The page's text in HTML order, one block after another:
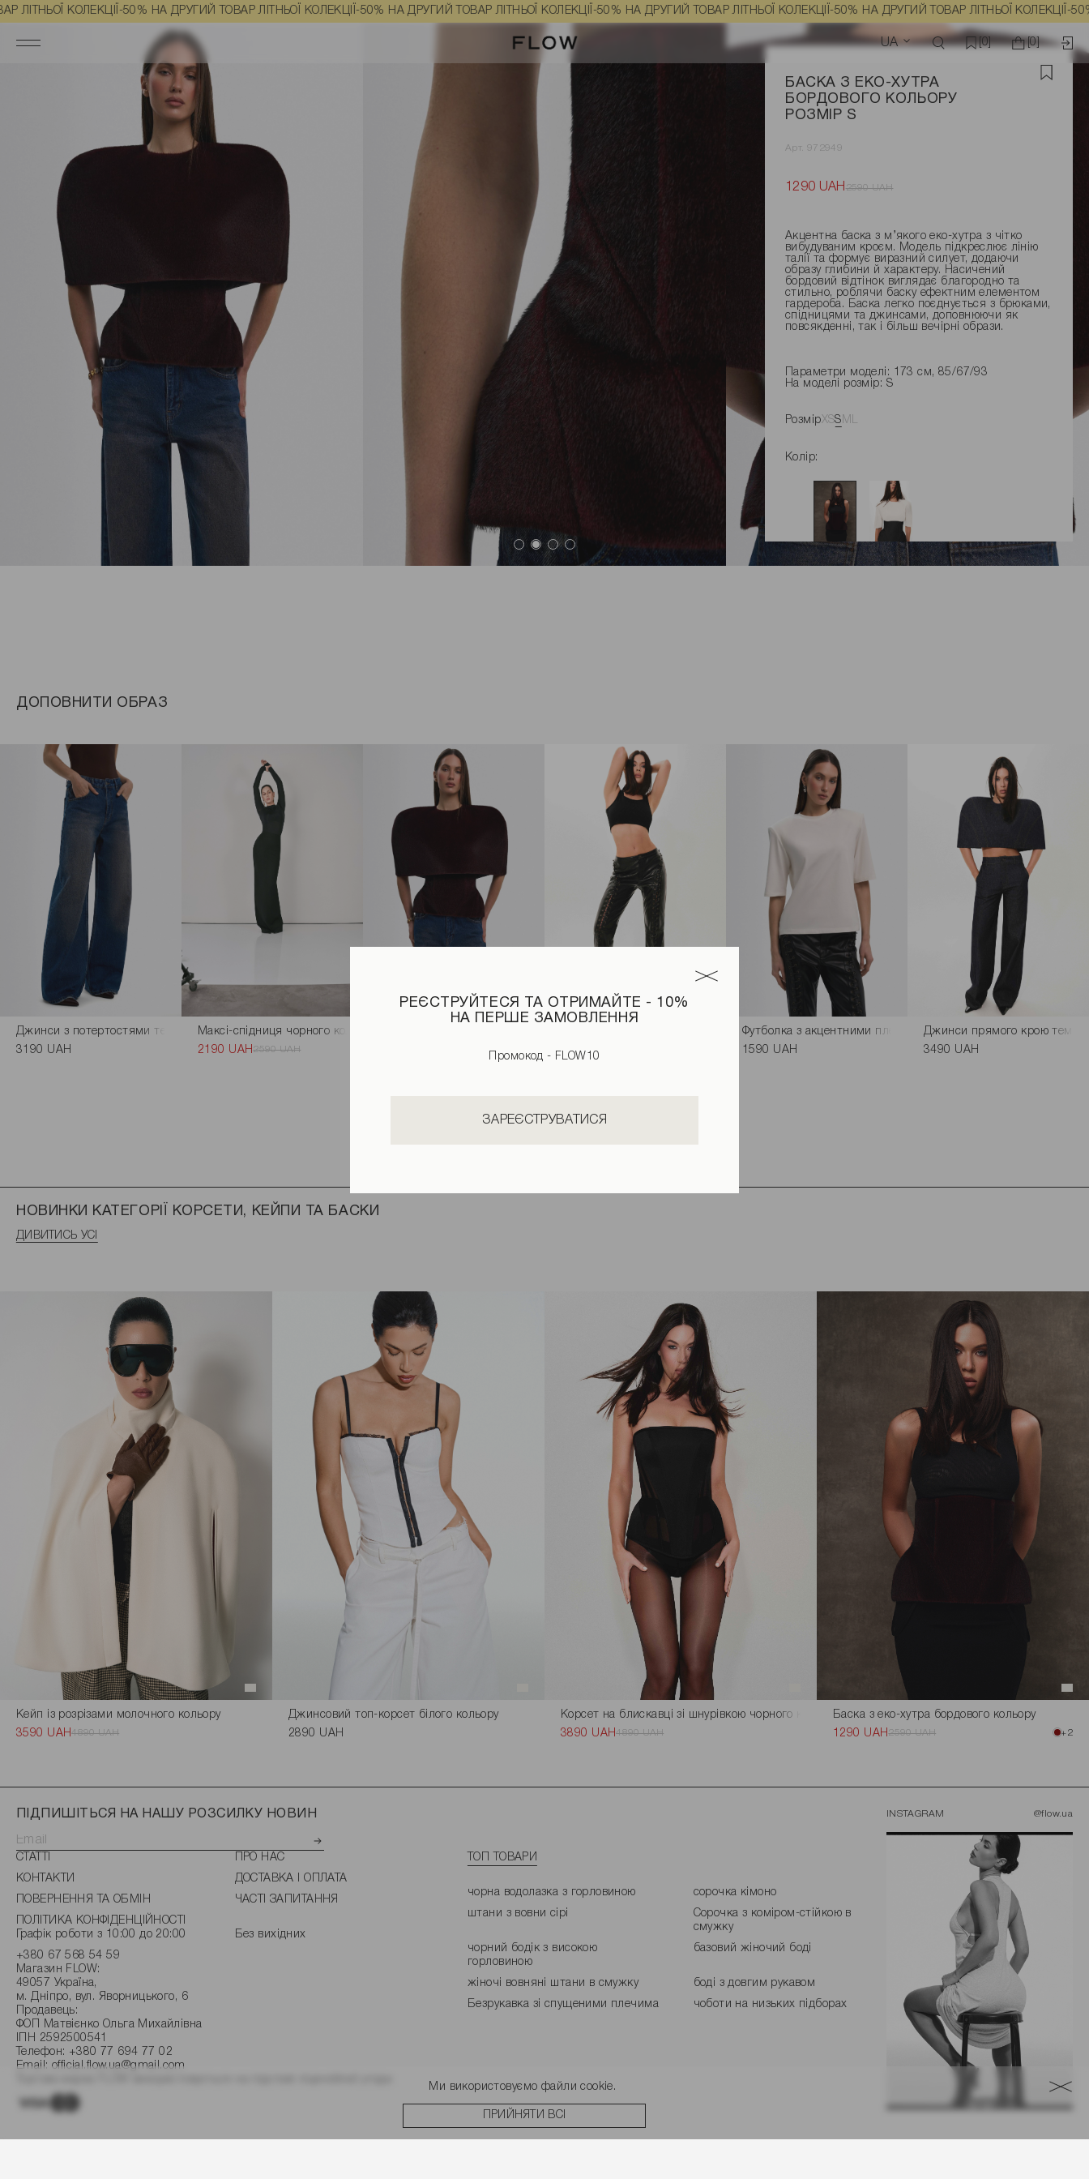
РЕЄСТРУЙТЕСЯ ТА ОТРИМАЙТЕ - 10%
НА ПЕРШЕ ЗАМОВЛЕННЯ
Промокод - FLOW10
ЗАРЕЄСТРУВАТИСЯ
КОЛЕКЦІЇ-50% НА ДРУГИЙ ТОВАР ЛІТНЬОЇ КОЛЕКЦІЇ-50% НА ДРУГИЙ ТОВАР ЛІТНЬОЇ КОЛЕКЦІЇ-50% НА ДРУГИЙ ТОВАР ЛІТНЬОЇ КОЛЕКЦІЇ-50% НА ДРУГИЙ ТОВАР ЛІТНЬОЇ КОЛЕКЦІЇ-50% НА
UA [0] [0]
Головна Одяг Корсети, кейпи та баски Баска з еко-хутра бордового кольору розмір S
БАСКА З ЕКО-ХУТРА
БОРДОВОГО КОЛЬОРУ
РОЗМІР S
Арт. 972949
1290 UAH 2590 UAH
Акцентна баска з м’якого еко-хутра з чітко
вибудуваним кроєм. Модель підкреслює лінію
талії та формує виразний силует, додаючи
образу глибини й характеру. Насичений
бордовий відтінок виглядає благородно та
стильно, роблячи баску ефектним елементом
гардероба. Баска легко поєднується з брюками,
спідницями та джинсами, доповнюючи як
повсякденні, так і більш вечірні образи.
Параметри моделі: 173 см, 85/67/93
На моделі розмір: S
РозмірXSS M L
Колір:
ДОПОВНИТИ ОБРАЗ
Джинси з потертостями темно-синього кольору
3190 UAH
Максі-спідниця чорного кольору
2190 UAH 2590 UAH
Штани з еко-шкіри на шнурівці чорного кольоруФутболка з акцентними плечима молочного кольору
1590 UAH
Джинси прямого крою темно-
3490 UAH
НОВИНКИ КАТЕГОРІЇ КОРСЕТИ, КЕЙПИ ТА БАСКИ
ДИВИТИСЬ УСІ
Кейп із розрізами молочного кольору
3590 UAH4890 UAH
Джинсовий топ-корсет білого кольору
2890 UAH
Корсет на блискавці зі шнурівкою чорного кольору
3890 UAH4890 UAH
Баска з еко-хутра бордового кольору
1290 UAH 2590 UAH +2
ПІДПИШІТЬСЯ НА НАШУ РОЗСИЛКУ НОВИН
СТАТТІ
ПРО НАС
КОНТАКТИ
ДОСТАВКА І ОПЛАТА
ПОВЕРНЕННЯ ТА ОБМІН
ЧАСТІ ЗАПИТАННЯ
ПОЛІТИКА КОНФІДЕНЦІЙНОСТІ
Графік роботи з 10:00 до 20:00
Без вихідних
+380 67 568 54 59
Магазин FLOW:
49057 Україна,
м. Дніпро, вул. Яворницького, 6
Продавець:
ФОП Матвієнко Ольга Михайлівна
ІПН 2592500541
Телефон: +380 77 694 77 02
Email: official.flow.ua@gmail.com
ТОП ТОВАРИ
чорна водолазка з горловиною
сорочка кімоно
штани з вовни сірі
Сорочка з коміром-стійкою в
смужку
чорний бодік з високою
горловиною
базовий жіночий боді
жіночі вовняні штани в смужку
боді з довгим рукавом
Безрукавка зі спущеними плечима
чоботи на низьких підборах
INSTAGRAM @flow.ua
Ми використовуємо файли cookie.
ПРИЙНЯТИ ВСІ